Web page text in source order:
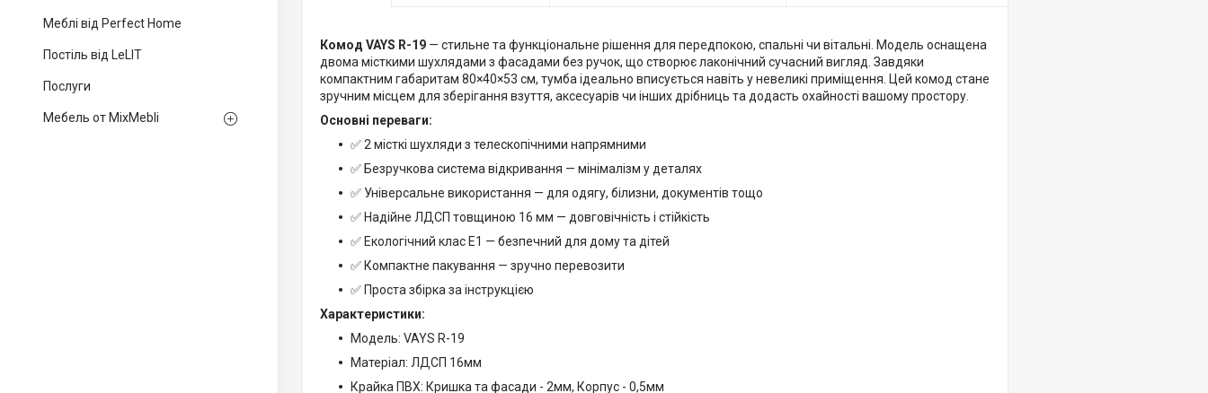
Меблі від Perfect Home
Постіль від LeLIT
Послуги
Мебель от MixMebli
Комод VAYS R-19 — стильне та функціональне рішення для передпокою, спальні чи вітальні. Модель оснащена
двома місткими шухлядами з фасадами без ручок, що створює лаконічний сучасний вигляд. Завдяки
компактним габаритам 80×40×53 см, тумба ідеально вписується навіть у невеликі приміщення. Цей комод стане
зручним місцем для зберігання взуття, аксесуарів чи інших дрібниць та додасть охайності вашому простору.
Основні переваги:
✅ 2 місткі шухляди з телескопічними напрямними
✅ Безручкова система відкривання — мінімалізм у деталях
✅ Універсальне використання — для одягу, білизни, документів тощо
✅ Надійне ЛДСП товщиною 16 мм — довговічність і стійкість
✅ Екологічний клас Е1 — безпечний для дому та дітей
✅ Компактне пакування — зручно перевозити
✅ Проста збірка за інструкцією
Характеристики:
Модель: VAYS R-19
Матеріал: ЛДСП 16мм
Крайка ПВХ: Кришка та фасади - 2мм, Корпус - 0,5мм